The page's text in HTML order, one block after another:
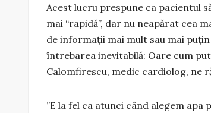
Acest lucru prespune ca pacientul
mai “rapidă”, dar nu neapărat cea
de informații mai mult sau mai
întrebarea inevitabilă: Oare cum
Calomfirescu, medic cardiolog, ne
”E la fel ca atunci când alegem